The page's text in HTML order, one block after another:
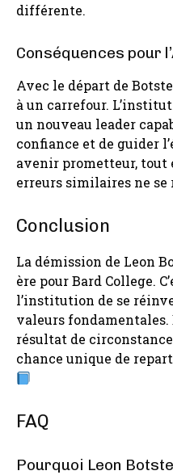
différente.
Conséquences pour
Avec le départ de
à un carrefour.
un nouveau leader
confiance et de guider
avenir prometteur, tout
erreurs similaires ne se
Conclusion
La démission de Leon
ère pour Bard College.
l’institution de se
valeurs fondamentales.
résultat de
chance unique de
FAQ
Pourquoi Leon